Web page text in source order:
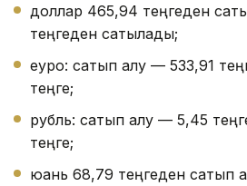
доллар 465,94 теңгеден
теңгеден сатылады;
еуро: сатып алу — 533,91
теңге;
рубль: сатып алу — 5,45
теңге;
юань 68,79 теңгеден сатып